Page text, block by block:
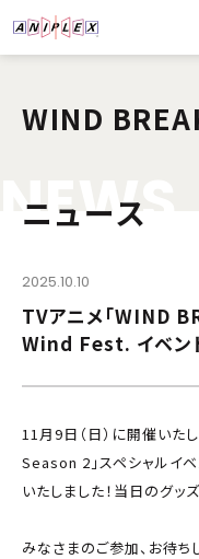
WIND
NEWS
ニュース
2025.10.10
TVアニメ「WIND
Wind Fest. イベン
11月9日（日）に開催いた
Season 2」スペシャルイ
いたしました！当日のグッ
みなさまのご参加、お待ち